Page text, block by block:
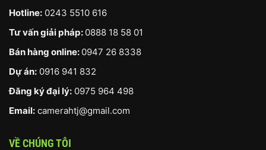
Hotline: 0243 5510 616
Tư vấn giải pháp: 0888 18 58 01
Bán hàng online: 0947 26 8338
Dự án: 0916 941 832
Đăng ký đại lý: 0975 964 498
Email: camerahtj@gmail.com
VỀ CHÚNG TÔI